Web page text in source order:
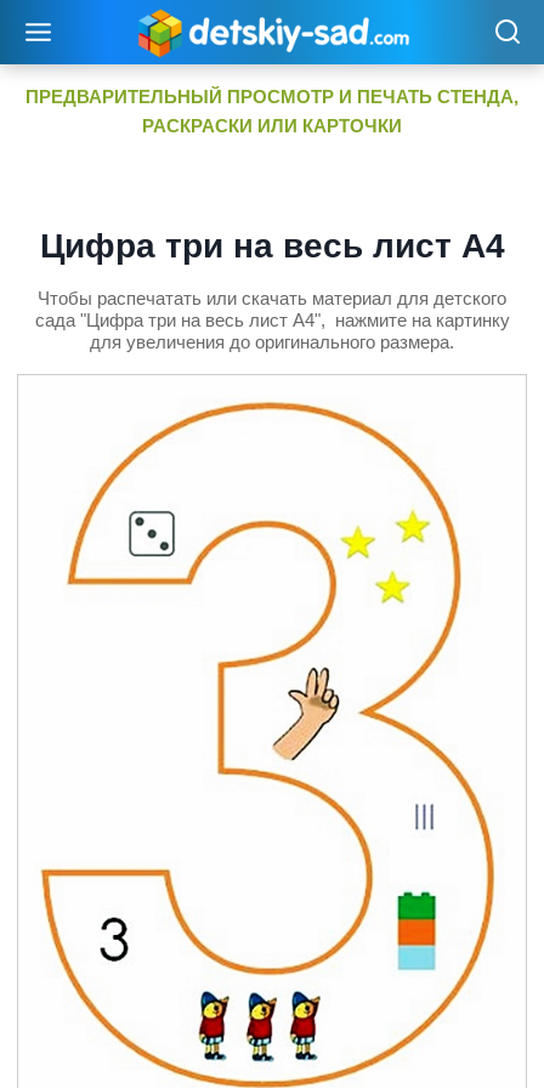
содержимому
ПРЕДВАРИТЕЛЬНЫЙ ПРОСМОТР И ПЕЧАТЬ СТЕНДА,
РАСКРАСКИ ИЛИ КАРТОЧКИ
Цифра три на весь лист А4
Чтобы распечатать или скачать материал для детского
сада "Цифра три на весь лист А4", нажмите на картинку
для увеличения до оригинального размера.